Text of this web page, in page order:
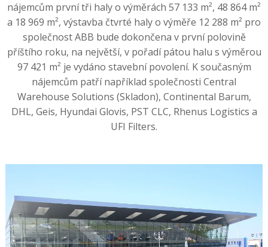
nájemcům první tři haly o výměrách 57 133 m², 48 864 m²
a 18 969 m², výstavba čtvrté haly o výměře 12 288 m² pro
společnost ABB bude dokončena v první polovině
příštího roku, na největší, v pořadí pátou halu s výměrou
97 421 m² je vydáno stavební povolení. K současným
nájemcům patří například společnosti Central
Warehouse Solutions (Skladon), Continental Barum,
DHL, Geis, Hyundai Glovis, PST CLC, Rhenus Logistics a
UFI Filters.